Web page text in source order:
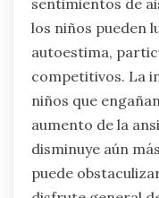
El engaño
de los niños al
insuficiencia.
deshonestos
confianza por
entrenadores, lo
sentimientos de
los niños pueden